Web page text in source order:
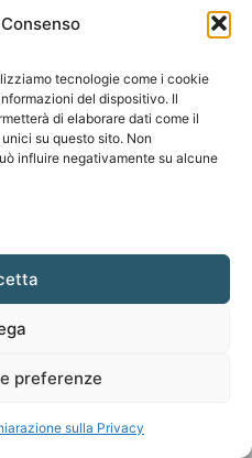
tecnologie come i cookie
del dispositivo. Il
di elaborare dati come il
su questo sito. Non
influire negativamente su alcune
preferenze
sulla Privacy